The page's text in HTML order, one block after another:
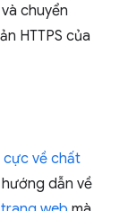
chuyển
HTTPS của
cực về chất
dẫn về